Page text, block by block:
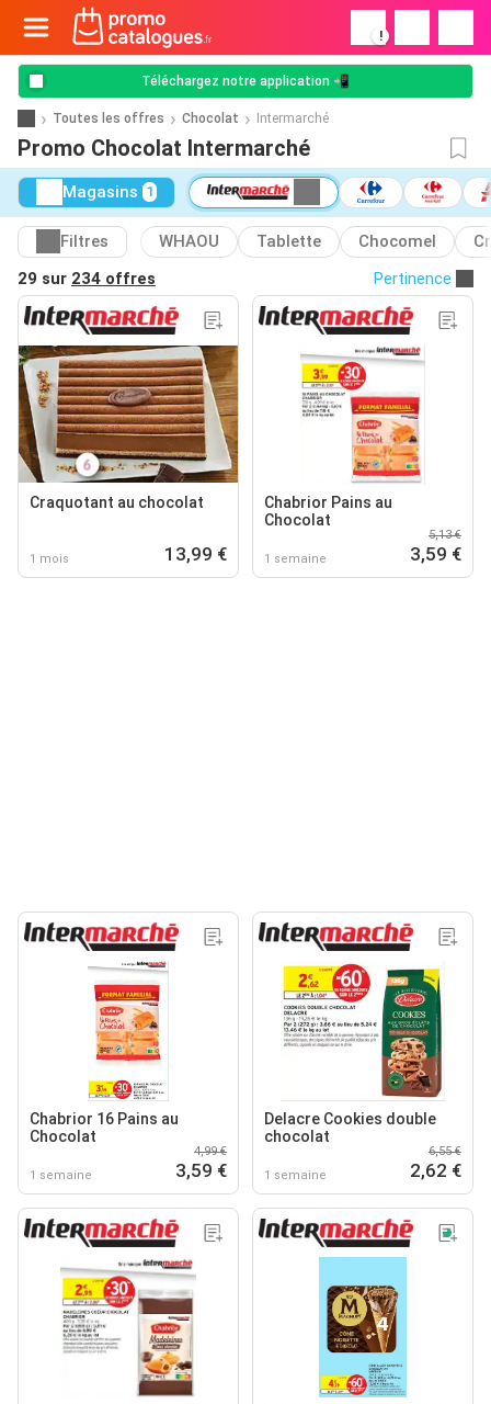
!
Téléchargez notre application 📲
Toutes les offres Chocolat Intermarché
Promo Chocolat Intermarché
Magasins 1
Filtres WHAOU Tablette Chocomel
29 sur 234 offres Pertinence
Craquotant au chocolat
1 mois 13,99 €
Chabrior Pains au
Chocolat
1 semaine
5,13 €
3,59 €
Chabrior 16 Pains au
Chocolat
1 semaine
4,99 €
3,59 €
Delacre Cookies double
chocolat
1 semaine
6,55 €
2,62 €